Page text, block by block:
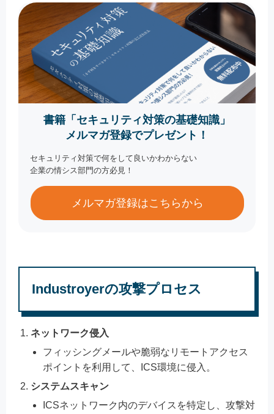
書籍「セキュリティ対策の基礎知識」
メルマガ登録でプレゼント！
セキュリティ対策で何をして良いかわからない
企業の情シス部門の方必見！
メルマガ登録はこちらから
Industroyerの攻撃プロセス
ネットワーク侵入
フィッシングメールや脆弱なリモートアクセス
ポイントを利用して、ICS環境に侵入。
システムスキャン
ICSネットワーク内のデバイスを特定し、攻撃対